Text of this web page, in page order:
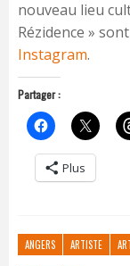
nouveau lieu
Rézidence »
Instagram.
Partager :
Plus
ANGERS ARTISTE